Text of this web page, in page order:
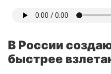
В России
быстрее